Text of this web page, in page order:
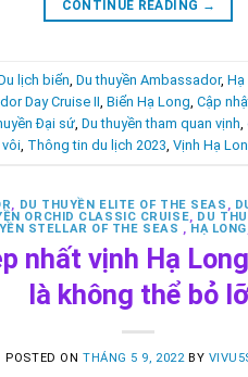
CONTINUE READING →
lịch biển Du thuyền Ambassador, Hạ
Day Cruise II Biển Hạ Long Cập
Đại sứ Du thuyền tham quan vịnh
vôi Thông tin du lịch 2023 Vịnh Hạ
, DU THUYỀN ELITE OF THE SEAS ,
ORCHID CLASSIC CRUISE, DU
STELLAR OF THE SEAS , HẠ LONG
nhất vịnh Hạ
là không thể bỏ lỡ
POSTED ON THÁNG 5 9, 2022BY